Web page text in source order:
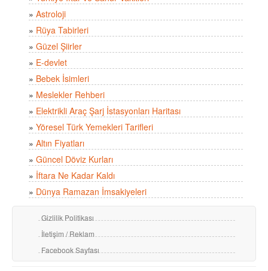
» Astroloji
» Rüya Tabirleri
» Güzel Şiirler
» E-devlet
» Bebek İsimleri
» Meslekler Rehberi
» Elektrikli Araç Şarj İstasyonları Haritası
» Yöresel Türk Yemekleri Tarifleri
» Altın Fiyatları
» Güncel Döviz Kurları
» İftara Ne Kadar Kaldı
» Dünya Ramazan İmsakiyeleri
Gizlilik Politikası
İletişim / Reklam
Facebook Sayfası